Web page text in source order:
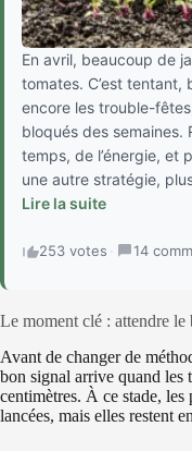
En avril, beaucoup de
tomates. C’est tentant,
encore les trouble-
bloqués des semaines.
temps, de l’énergie, et
une autre stratégie,
Lire la suite
253 votes · 14
Le moment clé : attendre le
Avant de changer de
bon signal arrive quand les
centimètres. À ce stade, les
lancées, mais elles restent